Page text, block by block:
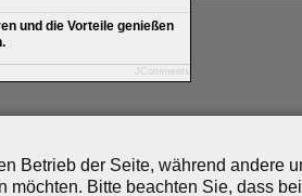
und die Vorteile genießen
JComments
Betrieb der Seite, während andere
Bitte beachten Sie, dass